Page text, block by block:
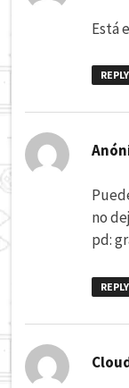
Está
REPLY
no
pd:
REPLY